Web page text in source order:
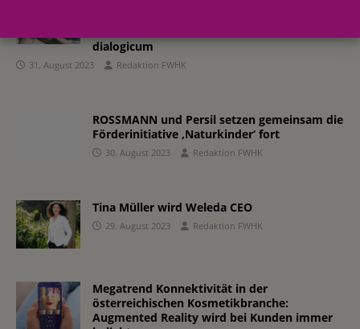
dialogicum
31. August 2023 Redaktion FWHK
ROSSMANN und Persil setzen gemeinsam die
Förderinitiative ‚Naturkinder‘ fort
30. August 2023 Redaktion FWHK
Tina Müller wird Weleda CEO
29. August 2023 Redaktion FWHK
Megatrend Konnektivität in der
österreichischen Kosmetikbranche:
Augmented Reality wird bei Kunden immer